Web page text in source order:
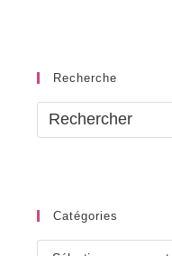
Recherche
Catégories